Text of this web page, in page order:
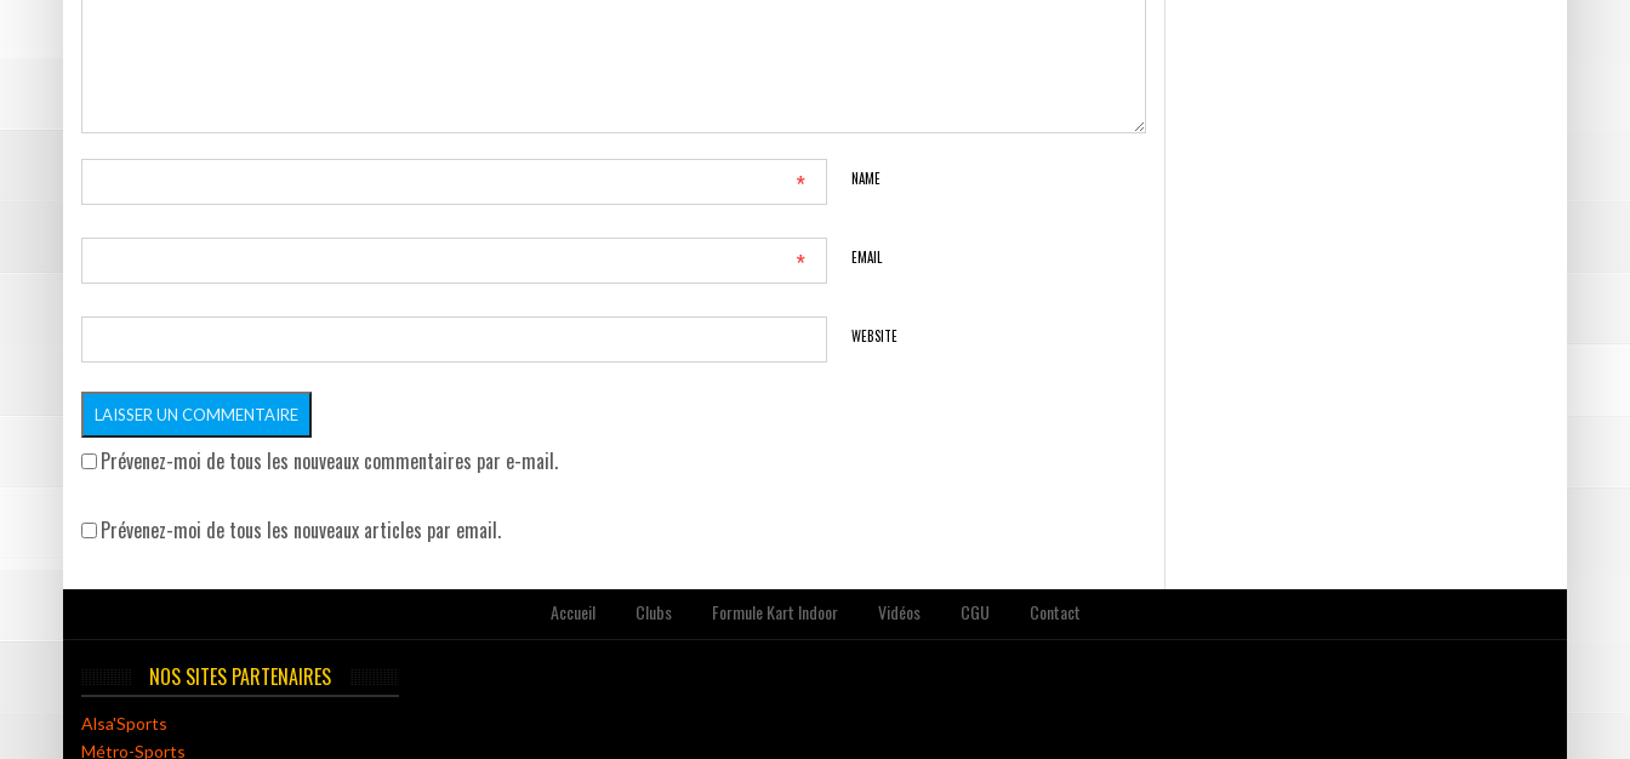
NAME
*
EMAIL
*
WEBSITE
Prévenez-moi de tous les nouveaux commentaires par e-mail.
Prévenez-moi de tous les nouveaux articles par email.
Accueil Clubs Formule Kart Indoor Vidéos CGU Contact
NOS SITES PARTENAIRES
Alsa'Sports
Métro-Sports